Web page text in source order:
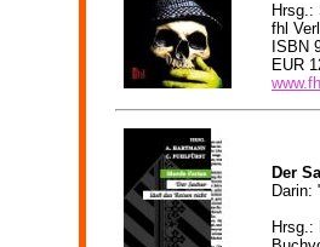
Hrsg.:
fhl
ISBN
EUR
Der
Darin:
Hrsg.: